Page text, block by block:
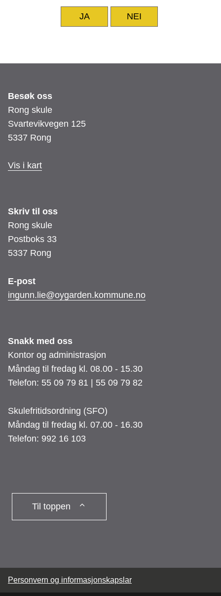
JA NEI
Besøk oss
Rong skule
Svartevikvegen 125
5337 Rong
Vis i kart
Skriv til oss
Rong skule
Postboks 33
5337 Rong
E-post
​​​​​​​ingunn.lie@oygarden.kommune.no
Snakk med oss
Kontor og administrasjon
Måndag til fredag kl. 08.00 - 15.30
Telefon: 55 09 79 81 | 55 09 79 82
Skulefritidsordning (SFO)
Måndag til fredag kl. 07.00 - 16.30
Telefon: 992 16 103
Til toppen
Personvern og informasjonskapslar